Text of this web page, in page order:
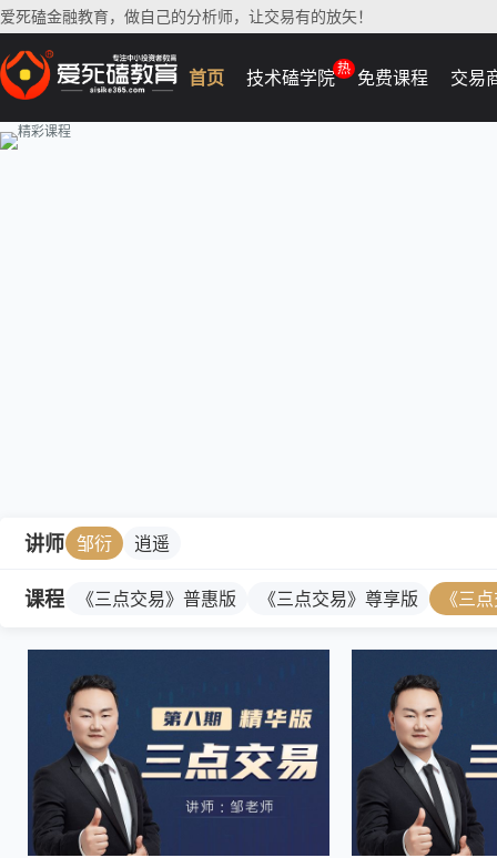
爱死磕金融教育，做自己的分析师，让交易有的放矢！
首页 技术磕学院热 免费课程 交易
讲师 邹衍 逍遥
课程 《三点交易》普惠版 《三点交易》尊享版 《三